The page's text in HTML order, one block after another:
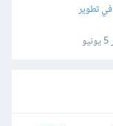
في تطوير
5 يونيو